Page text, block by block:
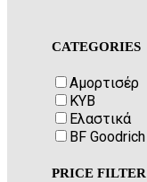
CATEGORIES
Αμορτισέρ
KYB
Ελαστικά
BF Goodrich
PRICE FILTER